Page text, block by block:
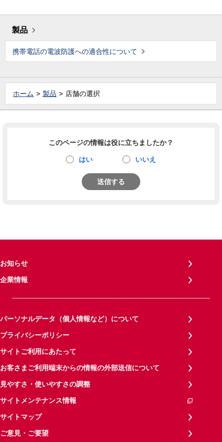
製品
携帯電話の電波防護への適合性について
ホーム 製品 店舗の選択
このページの情報は役に立ちましたか？
はい いいえ
送信する
お知らせ
企業情報
パーソナルデータ（個人情報など）について
プライバシーポリシー
サイトご利用にあたって
お客さまご利用端末からの情報の外部送信について
見やすさ・使いやすさの調整
サイトメンテナンス情報
サイトマップ
ご意見・ご要望